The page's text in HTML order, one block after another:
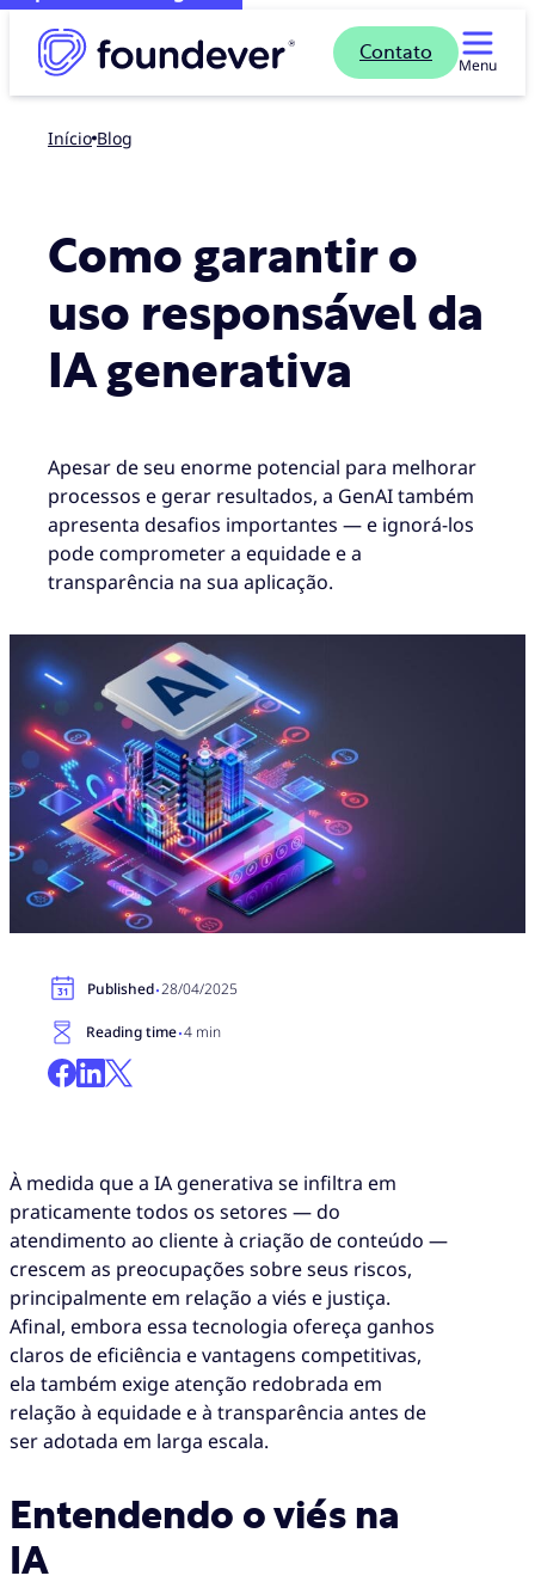
Contato
Menu
Início blog
Como garantir o
uso responsável da
IA generativa
Apesar de seu enorme potencial para melhorar
processos e gerar resultados, a GenAI também
apresenta desafios importantes — e ignorá-los
pode comprometer a equidade e a
transparência na sua aplicação.
Published·28/04/2025
Reading time·4 min
À medida que a IA generativa se infiltra em
praticamente todos os setores — do
atendimento ao cliente à criação de conteúdo —
crescem as preocupações sobre seus riscos,
principalmente em relação a viés e justiça.
Afinal, embora essa tecnologia ofereça ganhos
claros de eficiência e vantagens competitivas,
ela também exige atenção redobrada em
relação à equidade e à transparência antes de
ser adotada em larga escala.
Entendendo o viés na
IA